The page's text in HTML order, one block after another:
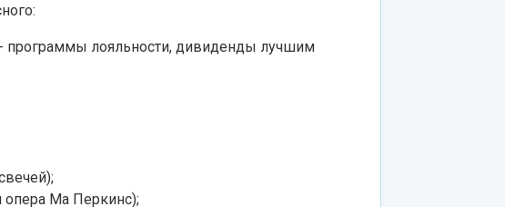
- программы лояльности, дивиденды лучшим
опера Ма Перкинс);